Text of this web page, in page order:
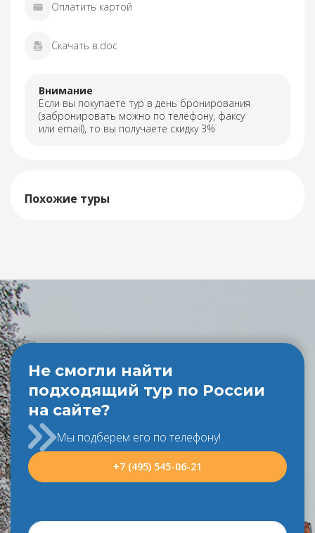
Оплатить картой
Скачать в.doc
Внимание
Если вы покупаете тур в день бронирования
(забронировать можно по телефону, факсу
или email), то вы получаете скидку 3%
Похожие туры
Не смогли найти
подходящий тур по России
на сайте?
Мы подберем его по телефону!
+7 (495) 545-06-21